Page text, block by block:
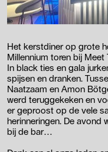
Het kerstdiner op grote
Millennium toren bij Meet
In black ties en gala
spijsen en dranken.
Naatzaam en Amon
werd teruggekeken en
er geproost op de vele
herinneringen. De avond
bij de bar…